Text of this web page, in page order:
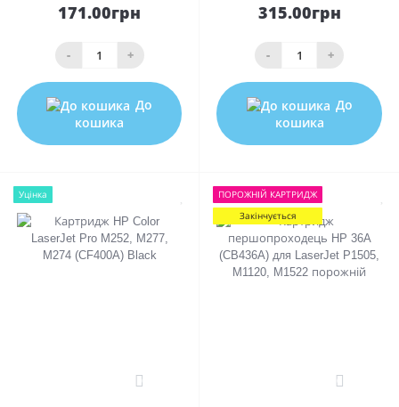
171.00грн
- +
До
кошика
315.00грн
- +
До
кошика
Уцінка ПОРОЖНIЙ КАРТРИДЖ
Закінчується